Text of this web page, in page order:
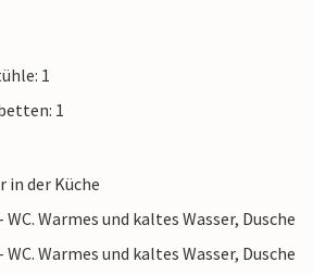
1
1
in der Küche
Warmes und kaltes Wasser, Dusche
Warmes und kaltes Wasser, Dusche